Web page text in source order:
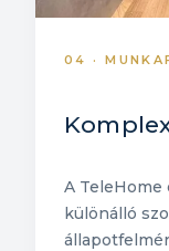
04 ·
A
különálló